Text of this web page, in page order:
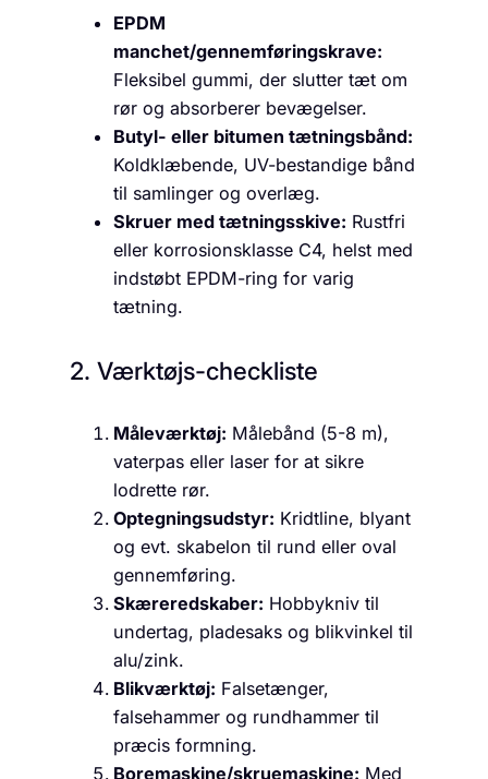
EPDM
manchet/gennemføringskrave:
Fleksibel gummi, der slutter tæt om
rør og absorberer bevægelser.
Butyl- eller bitumen tætningsbånd:
Koldklæbende, UV-bestandige bånd
til samlinger og overlæg.
Skruer med tætningsskive: Rustfri
eller korrosionsklasse C4, helst med
indstøbt EPDM-ring for varig
tætning.
2. Værktøjs-checkliste
Måleværktøj: Målebånd (5-8 m),
vaterpas eller laser for at sikre
lodrette rør.
Optegningsudstyr: Kridtline, blyant
og evt. skabelon til rund eller oval
gennemføring.
Skæreredskaber: Hobbykniv til
undertag, pladesaks og blikvinkel til
alu/zink.
Blikværktøj: Falsetænger,
falsehammer og rundhammer til
præcis formning.
Boremaskine/skruemaskine: Med